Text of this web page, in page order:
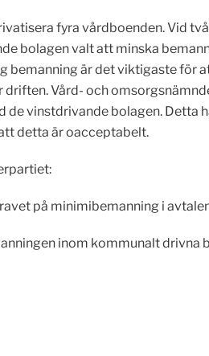
fyra vårdboenden. Vid
bolagen valt att minska
är det viktigaste för
Vård- och
vinstdrivande bolagen.
detta är oacceptabelt.
på minimibemanning i
inom kommunalt drivna